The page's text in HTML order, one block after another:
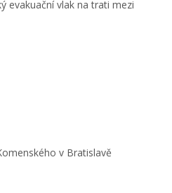
evakuační vlak na trati mezi
v Bratislavě